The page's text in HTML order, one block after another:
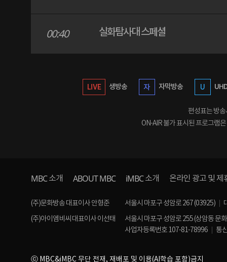
00:40 실화탐사대 스페셜
생방송 자막방송
편성표는 방송
ON-AIR 불가 표시된 프로그램
MBC소개 ABOUT MBC iMBC소개 온라인 광고 및 제
(주)문화방송 대표이사 안형준 서울시 마포구 성암로 267 (03925)
(주)아이엠비씨 대표이사 이선태
서울시 마포구 성암로 255 (상암동 문
사업자등록번호 107-81-78996
통
ⓒ MBC&iMBC 무단 전재, 재배포 및 이용(AI학습 포함)금지